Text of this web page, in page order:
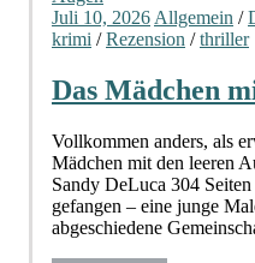
Juli 10, 2026 Allgemein /
krimi /Rezension /thriller
Das Mädchen
Vollkommen anders, als
Mädchen mit den leeren
Sandy DeLuca 304
gefangen – eine junge
abgeschiedene